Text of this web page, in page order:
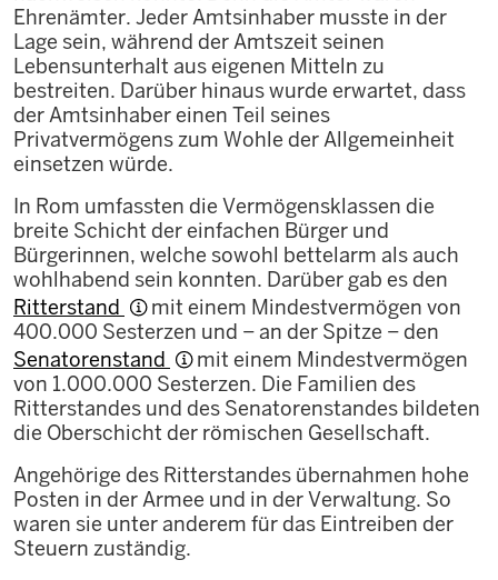
Ehrenämter. Jeder Amtsinhaber musste in der
Lage sein, während der Amtszeit seinen
Lebensunterhalt aus eigenen Mitteln zu
bestreiten. Darüber hinaus wurde erwartet, dass
der Amtsinhaber einen Teil seines
Privatvermögens zum Wohle der Allgemeinheit
einsetzen würde.
In Rom umfassten die Vermögensklassen die
breite Schicht der einfachen Bürger und
Bürgerinnen, welche sowohl bettelarm als auch
wohlhabend sein konnten. Darüber gab es den
Ritterstand
mit einem Mindestvermögen von
400.000 Sesterzen und − an der Spitze − den
Senatorenstand
mit einem Mindestvermögen
von 1.000.000 Sesterzen. Die Familien des
Ritterstandes und des Senatorenstandes bildeten
die Oberschicht der römischen Gesellschaft.
Angehörige des Ritterstandes übernahmen hohe
Posten in der Armee und in der Verwaltung. So
waren sie unter anderem für das Eintreiben der
Steuern zuständig.